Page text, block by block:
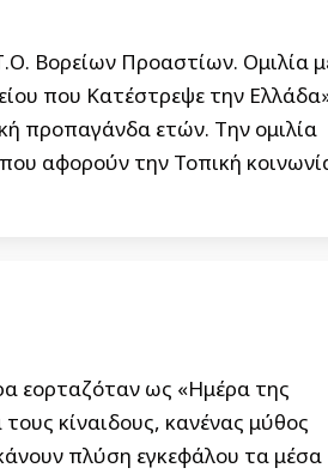
Βορείων Προαστίων. Ομιλία
που Κατέστρεψε την
προπαγάνδα ετών. Την ομιλία
αφορούν την Τοπική
εορταζόταν ως «Ημέρα της
κίναιδους, κανένας μύθος
πλύση εγκεφάλου τα μέσα